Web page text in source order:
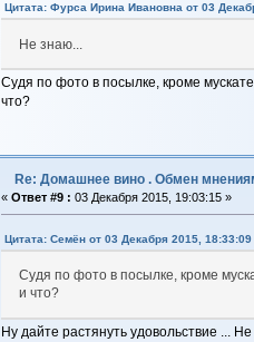
Цитата: Фурса Ирина Ивановна от 03
Не знаю...
Судя по фото в посылке, кроме
что?
Re: Домашнее вино . Обмен
« Ответ #9 : 03 Декабря 2015, 19:03:15 »
Цитата: Семён от 03 Декабря 2015, 18:33:09
Судя по фото в посылке, кроме
и что?
Ну дайте растянуть удовольствие ...